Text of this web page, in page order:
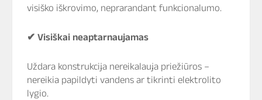
visiško iškrovimo, neprarandant funkcionalumo.
✔ Visiškai neaptarnaujamas
Uždara konstrukcija nereikalauja priežiūros –
nereikia papildyti vandens ar tikrinti elektrolito
lygio.